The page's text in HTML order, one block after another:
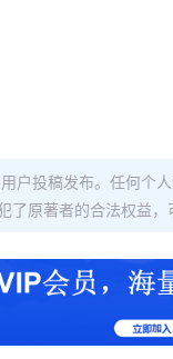
户投稿发布。任何个
原著者的合法权益，